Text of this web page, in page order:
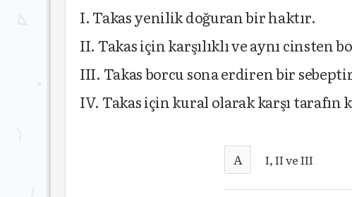
I. Takas yenilik doğuran bir haktır.
II. Takas için karşılıklı ve aynı cinsten
III. Takas borcu sona erdiren bir
IV. Takas için kural olarak karşı tarafın
A I, II ve III